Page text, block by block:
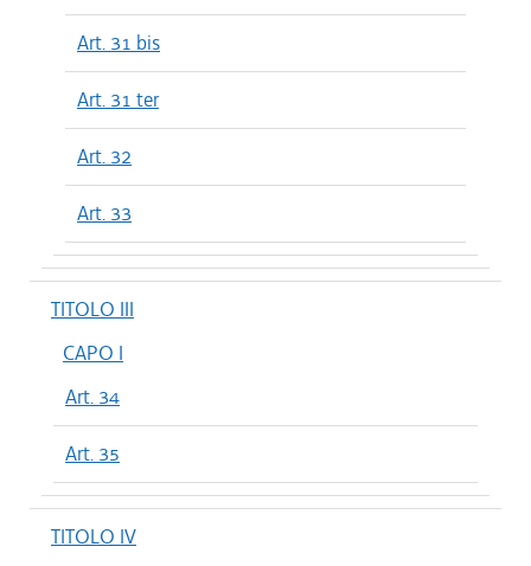
Art. 31 bis
Art. 31 ter
Art. 32
Art. 33
TITOLO III
CAPO I
Art. 34
Art. 35
TITOLO IV